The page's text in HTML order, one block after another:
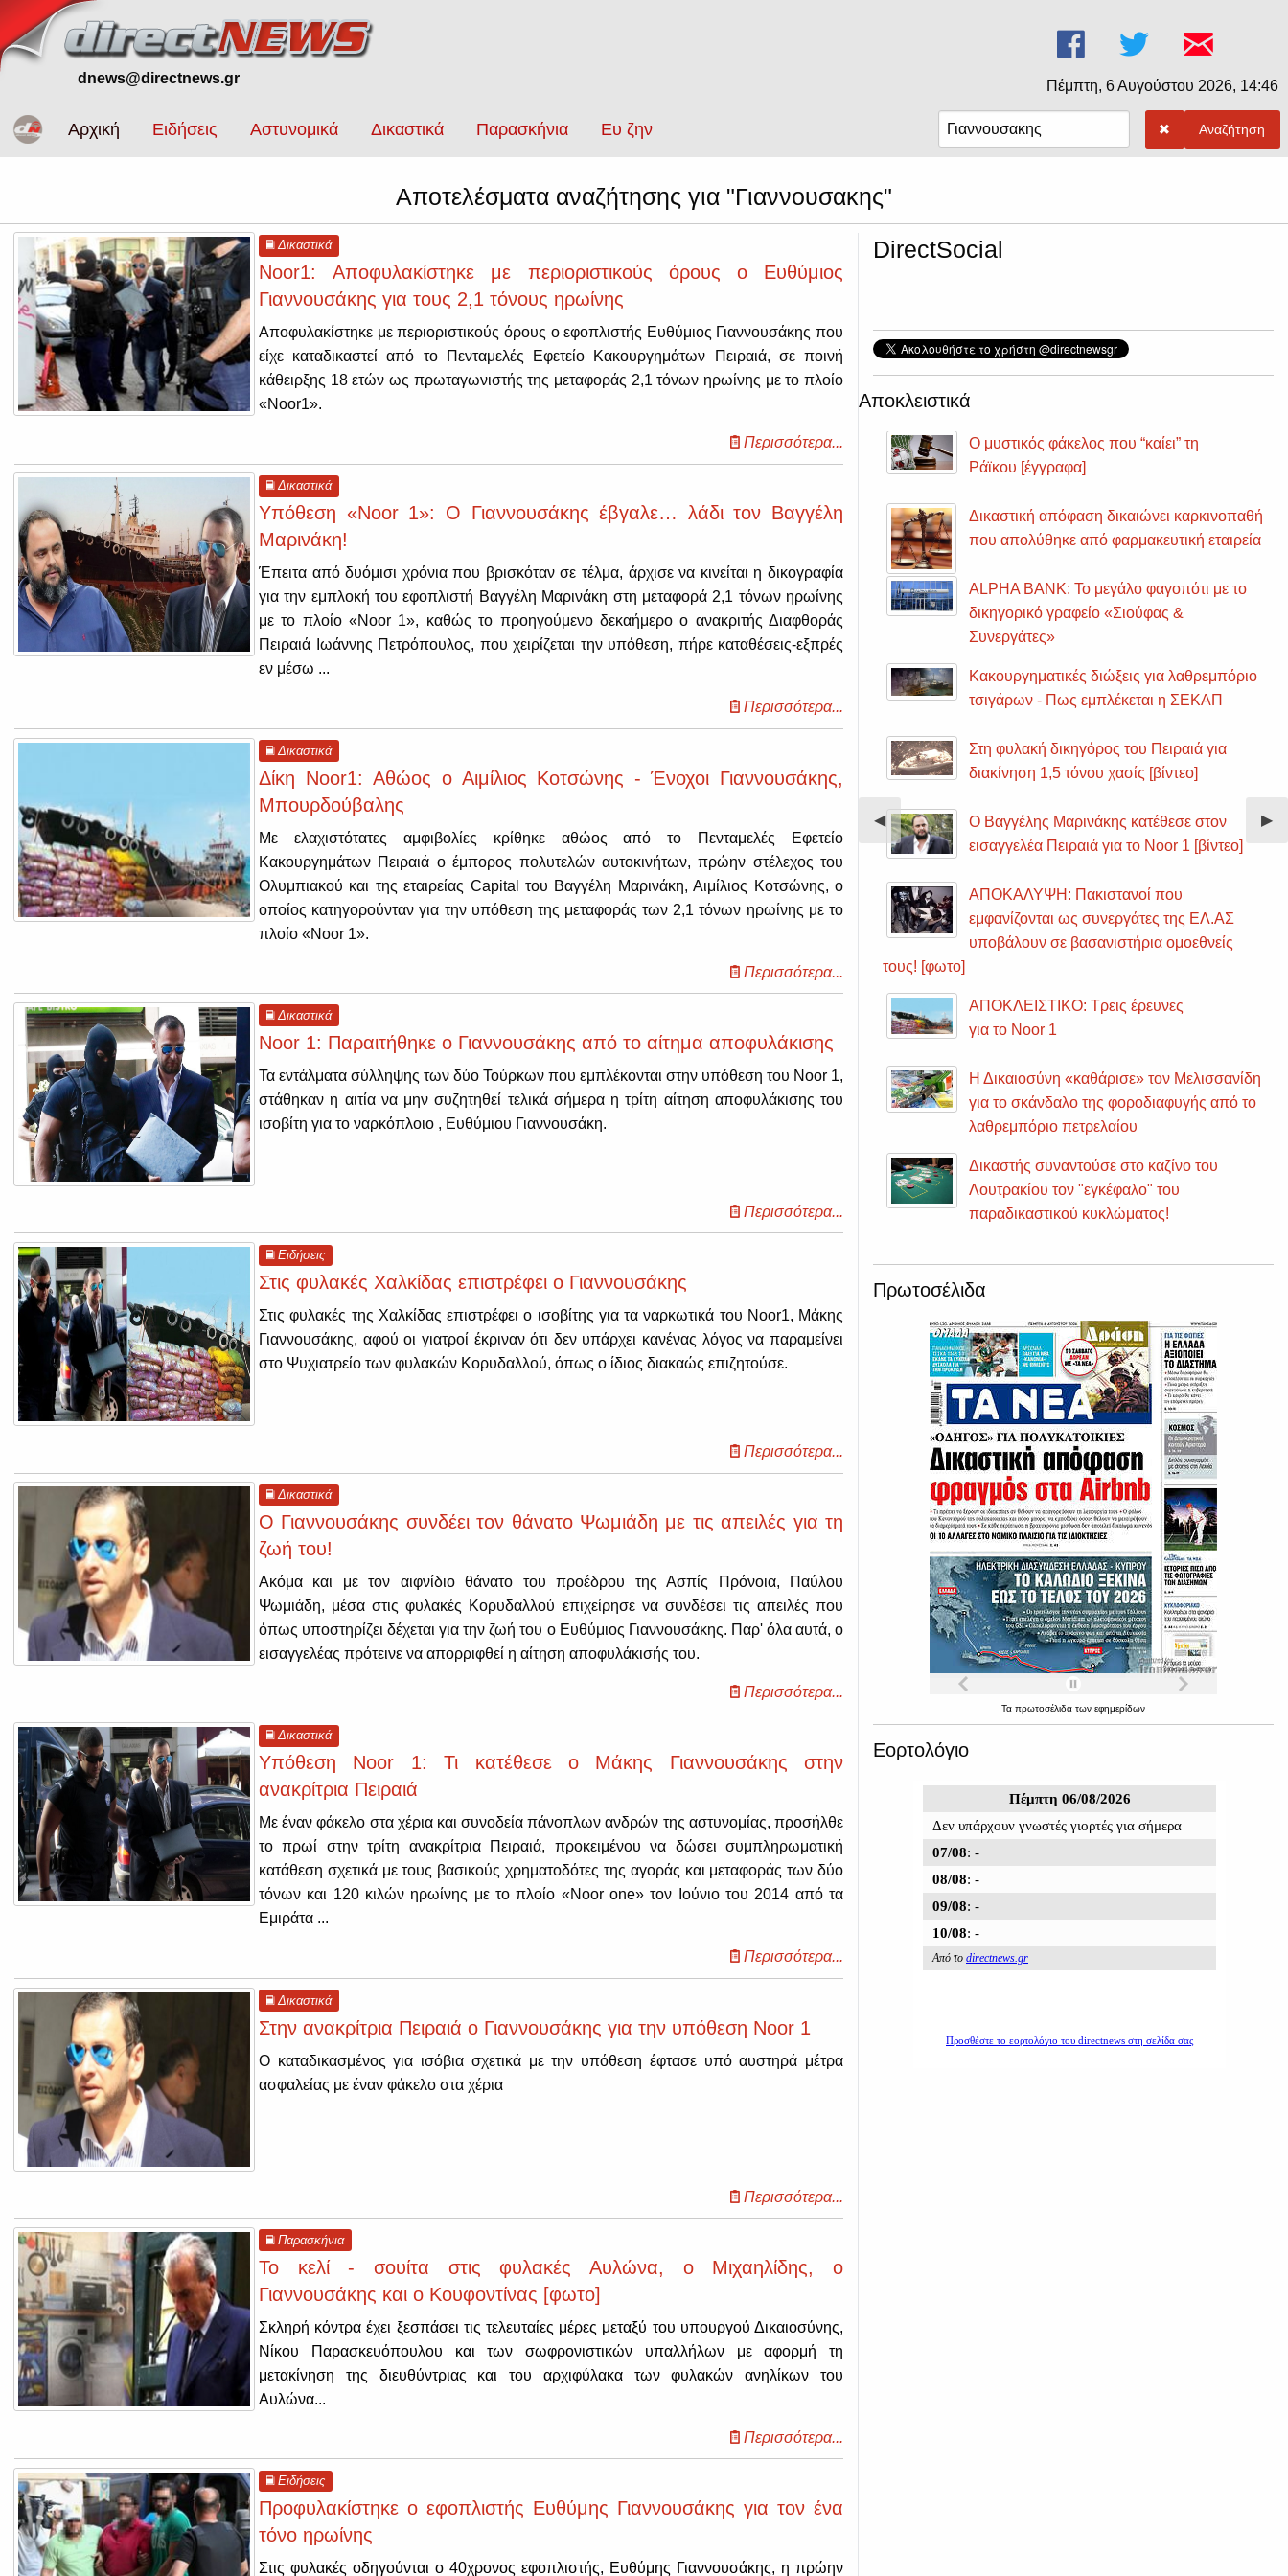
dnews@directnews.gr Πέμπτη, 6 Αυγούστου 2026, 14:46
Αρχική Ειδήσεις Αστυνομικά Δικαστικά Παρασκήνια Ευ ζην Αναζήτηση
Αποτελέσματα αναζήτησης για "Γιαννουσακης"
Δικαστικά
Noor1: Αποφυλακίστηκε με περιοριστικούς όρους ο Ευθύμιος
Γιαννουσάκης για τους 2,1 τόνους ηρωίνης
Αποφυλακίστηκε με περιοριστικούς όρους ο εφοπλιστής Ευθύμιος Γιαννουσάκης που
είχε καταδικαστεί από το Πενταμελές Εφετείο Κακουργημάτων Πειραιά, σε ποινή
κάθειρξης 18 ετών ως πρωταγωνιστής της μεταφοράς 2,1 τόνων ηρωίνης με το πλοίο
«Noor1».
Περισσότερα...
Δικαστικά
Υπόθεση «Noor 1»: Ο Γιαννουσάκης έβγαλε… λάδι τον Βαγγέλη
Μαρινάκη!
Έπειτα από δυόμισι χρόνια που βρισκόταν σε τέλμα, άρχισε να κινείται η δικογραφία
για την εμπλοκή του εφοπλιστή Βαγγέλη Μαρινάκη στη μεταφορά 2,1 τόνων ηρωίνης
με το πλοίο «Noor 1», καθώς το προηγούμενο δεκαήμερο ο ανακριτής Διαφθοράς
Πειραιά Ιωάννης Πετρόπουλος, που χειρίζεται την υπόθεση, πήρε καταθέσεις-εξπρές
εν μέσω ...
Περισσότερα...
Δικαστικά
Δίκη Noor1: Αθώος ο Αιμίλιος Κοτσώνης - Ένοχοι Γιαννουσάκης,
Μπουρδούβαλης
Με ελαχιστότατες αμφιβολίες κρίθηκε αθώος από το Πενταμελές Εφετείο
Κακουργημάτων Πειραιά ο έμπορος πολυτελών αυτοκινήτων, πρώην στέλεχος του
Ολυμπιακού και της εταιρείας Capital του Βαγγέλη Μαρινάκη, Αιμίλιος Κοτσώνης, ο
οποίος κατηγορούνταν για την υπόθεση της μεταφοράς των 2,1 τόνων ηρωίνης με το
πλοίο «Noor 1».
Περισσότερα...
Δικαστικά
Noor 1: Παραιτήθηκε ο Γιαννουσάκης από το αίτημα αποφυλάκισης
Τα εντάλματα σύλληψης των δύο Τούρκων που εμπλέκονται στην υπόθεση του Νοor 1,
στάθηκαν η αιτία να μην συζητηθεί τελικά σήμερα η τρίτη αίτηση αποφυλάκισης του
ισοβίτη για το ναρκόπλοιο , Ευθύμιου Γιαννουσάκη.
Περισσότερα...
Ειδήσεις
Στις φυλακές Χαλκίδας επιστρέφει ο Γιαννουσάκης
Στις φυλακές της Χαλκίδας επιστρέφει ο ισοβίτης για τα ναρκωτικά του Noor1, Μάκης
Γιαννουσάκης, αφού οι γιατροί έκριναν ότι δεν υπάρχει κανένας λόγος να παραμείνει
στο Ψυχιατρείο των φυλακών Κορυδαλλού, όπως ο ίδιος διακαώς επιζητούσε.
Περισσότερα...
Δικαστικά
Ο Γιαννουσάκης συνδέει τον θάνατο Ψωμιάδη με τις απειλές για τη
ζωή του!
Ακόμα και με τον αιφνίδιο θάνατο του προέδρου της Ασπίς Πρόνοια, Παύλου
Ψωμιάδη, μέσα στις φυλακές Κορυδαλλού επιχείρησε να συνδέσει τις απειλές που
όπως υποστηρίζει δέχεται για την ζωή του ο Ευθύμιος Γιαννουσάκης. Παρ' όλα αυτά, ο
εισαγγελέας πρότεινε να απορριφθεί η αίτηση αποφυλάκισής του.
Περισσότερα...
Δικαστικά
Υπόθεση Noor 1: Τι κατέθεσε ο Μάκης Γιαννουσάκης στην
ανακρίτρια Πειραιά
Με έναν φάκελο στα χέρια και συνοδεία πάνοπλων ανδρών της αστυνομίας, προσήλθε
το πρωί στην τρίτη ανακρίτρια Πειραιά, προκειμένου να δώσει συμπληρωματική
κατάθεση σχετικά με τους βασικούς χρηματοδότες της αγοράς και μεταφοράς των δύο
τόνων και 120 κιλών ηρωίνης με το πλοίο «Νoor one» τον Ιούνιο του 2014 από τα
Εμιράτα ...
Περισσότερα...
Δικαστικά
Στην ανακρίτρια Πειραιά ο Γιαννουσάκης για την υπόθεση Noor 1
Ο καταδικασμένος για ισόβια σχετικά με την υπόθεση έφτασε υπό αυστηρά μέτρα
ασφαλείας με έναν φάκελο στα χέρια
Περισσότερα...
Παρασκήνια
Το κελί - σουίτα στις φυλακές Αυλώνα, ο Μιχαηλίδης, ο
Γιαννουσάκης και ο Κουφοντίνας [φωτο]
Σκληρή κόντρα έχει ξεσπάσει τις τελευταίες μέρες μεταξύ του υπουργού Δικαιοσύνης,
Νίκου Παρασκευόπουλου και των σωφρονιστικών υπαλλήλων με αφορμή τη
μετακίνηση της διευθύντριας και του αρχιφύλακα των φυλακών ανηλίκων του
Αυλώνα...
Περισσότερα...
Ειδήσεις
Προφυλακίστηκε ο εφοπλιστής Ευθύμης Γιαννουσάκης για τον ένα
τόνο ηρωίνης
Στις φυλακές οδηγούνται ο 40χρονος εφοπλιστής, Ευθύμης Γιαννουσάκης, η πρώην
DirectSocial
Αποκλειστικά
Previous
Slide
◀︎ ▶︎
Ο μυστικός φάκελος που “καίει” τη
Ράϊκου [έγγραφα]
Δικαστική απόφαση δικαιώνει καρκινοπαθή
που απολύθηκε από φαρμακευτική εταιρεία
ALPHA BANK: Το μεγάλο φαγοπότι με το
δικηγορικό γραφείο «Σιούφας &
Συνεργάτες»
Κακουργηματικές διώξεις για λαθρεμπόριο
τσιγάρων - Πως εμπλέκεται η ΣΕΚΑΠ
Στη φυλακή δικηγόρος του Πειραιά για
διακίνηση 1,5 τόνου χασίς [βίντεο]
Ο Βαγγέλης Μαρινάκης κατέθεσε στον
εισαγγελέα Πειραιά για το Noor 1 [βίντεο]
ΑΠΟΚΑΛΥΨΗ: Πακιστανοί που
εμφανίζονται ως συνεργάτες της ΕΛ.ΑΣ
υποβάλουν σε βασανιστήρια ομοεθνείς
τους! [φωτο]
ΑΠΟΚΛΕΙΣΤΙΚΟ: Τρεις έρευνες
για το Noor 1
Η Δικαιοσύνη «καθάρισε» τον Μελισσανίδη
για το σκάνδαλο της φοροδιαφυγής από το
λαθρεμπόριο πετρελαίου
Δικαστής συναντούσε στο καζίνο του
Λουτρακίου τον "εγκέφαλο" του
παραδικαστικού κυκλώματος!
Πρωτοσέλιδα
Τα πρωτοσέλιδα των εφημερίδων
Εορτολόγιο